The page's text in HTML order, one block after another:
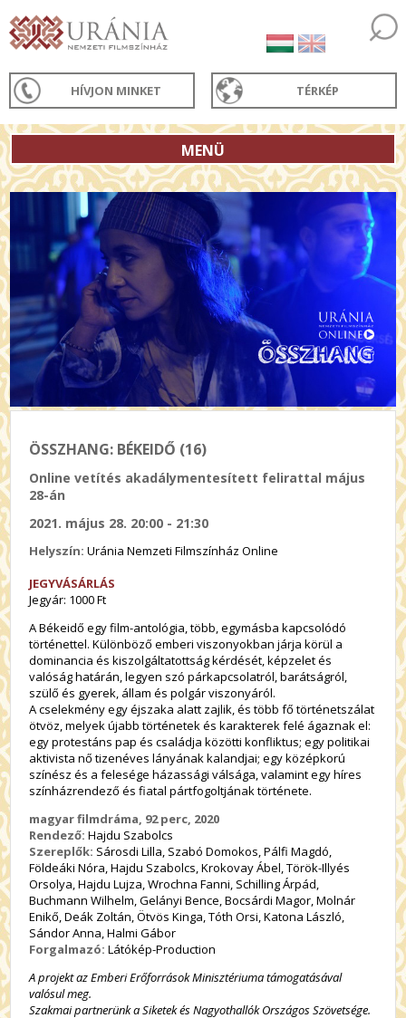
HÍVJON MINKET TÉRKÉP
MENÜ
ÖSSZHANG: BÉKEIDŐ (16)
Online vetítés akadálymentesített felirattal május
28-án
2021. május 28. 20:00 - 21:30
Helyszín:Uránia Nemzeti Filmszínház Online
JEGYVÁSÁRLÁS
Jegyár: 1000 Ft
A Békeidő egy film-antológia, több, egymásba kapcsolódó
történettel. Különböző emberi viszonyokban járja körül a
dominancia és kiszolgáltatottság kérdését, képzelet és
valóság határán, legyen szó párkapcsolatról, barátságról,
szülő és gyerek, állam és polgár viszonyáról.
A cselekmény egy éjszaka alatt zajlik, és több fő történetszálat
ötvöz, melyek újabb történetek és karakterek felé ágaznak el:
egy protestáns pap és családja közötti konfliktus; egy politikai
aktivista nő tizenéves lányának kalandjai; egy középkorú
színész és a felesége házassági válsága, valamint egy híres
színházrendező és fiatal pártfogoltjának története.
magyar filmdráma, 92 perc, 2020
Rendező: Hajdu Szabolcs
Szereplők: Sárosdi Lilla, Szabó Domokos, Pálfi Magdó,
Földeáki Nóra, Hajdu Szabolcs, Krokovay Ábel, Török-Illyés
Orsolya, Hajdu Lujza, Wrochna Fanni, Schilling Árpád,
Buchmann Wilhelm, Gelányi Bence, Bocsárdi Magor, Molnár
Enikő, Deák Zoltán, Ötvös Kinga, Tóth Orsi, Katona László,
Sándor Anna, Halmi Gábor
Forgalmazó: Látókép-Production
A projekt az Emberi Erőforrások Minisztériuma támogatásával
valósul meg.
Szakmai partnerünk a Siketek és Nagyothallók Országos Szövetsége.